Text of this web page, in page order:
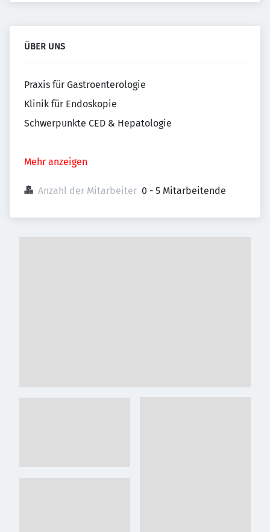
ÜBER UNS
Praxis für Gastroenterologie
Klinik für Endoskopie
Schwerpunkte CED & Hepatologie
Mehr anzeigen
Anzahl der Mitarbeiter 0 - 5 Mitarbeitende